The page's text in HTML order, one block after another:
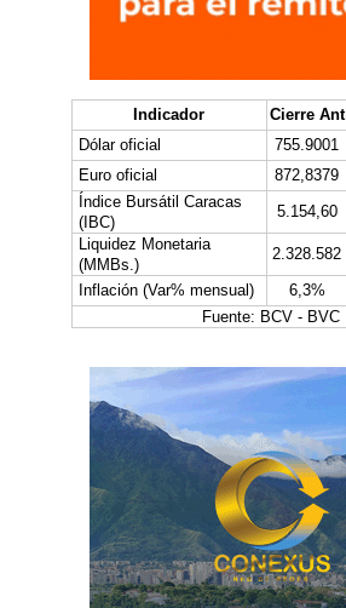
Indicador Cierre Ant
Dólar oficial
755.9001
Euro oficial
872,8379
Índice Bursátil Caracas
(IBC)
5.154,60
Liquidez Monetaria
(MMBs.)
2.328.582
Inflación (Var% mensual)
6,3%
Fuente: BCV - BVC